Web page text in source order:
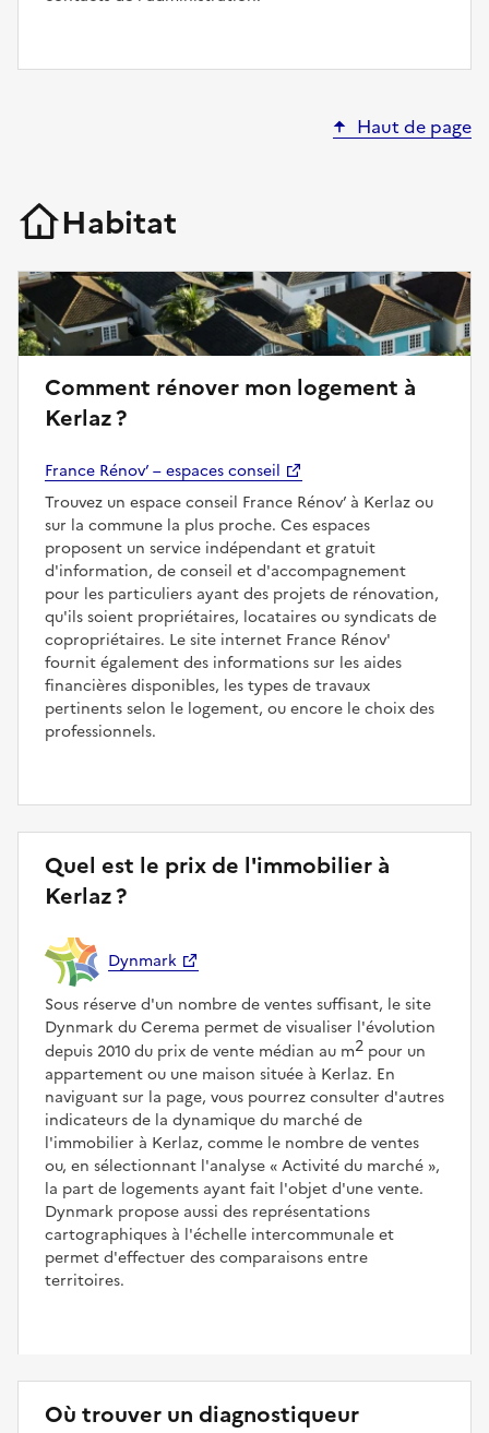
Haut de page
Habitat
Comment rénover mon logement à
Kerlaz ?
France Rénov’ – espaces conseil
Trouvez un espace conseil France Rénov’ à Kerlaz ou
sur la commune la plus proche. Ces espaces
proposent un service indépendant et gratuit
d'information, de conseil et d'accompagnement
pour les particuliers ayant des projets de rénovation,
qu'ils soient propriétaires, locataires ou syndicats de
copropriétaires. Le site internet France Rénov'
fournit également des informations sur les aides
financières disponibles, les types de travaux
pertinents selon le logement, ou encore le choix des
professionnels.
Quel est le prix de l'immobilier à
Kerlaz ?
Dynmark
Sous réserve d'un nombre de ventes suffisant, le site
Dynmark du Cerema permet de visualiser l'évolution
depuis 2010 du prix de vente médian au m2 pour un
appartement ou une maison située à Kerlaz. En
naviguant sur la page, vous pourrez consulter d'autres
indicateurs de la dynamique du marché de
l'immobilier à Kerlaz, comme le nombre de ventes
ou, en sélectionnant l'analyse
Activité du marché ,
la part de logements ayant fait l'objet d'une vente.
Dynmark propose aussi des représentations
cartographiques à l'échelle intercommunale et
permet d'effectuer des comparaisons entre
territoires.
Où trouver un diagnostiqueur